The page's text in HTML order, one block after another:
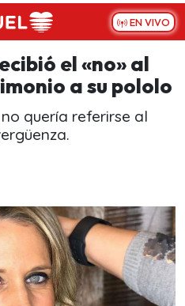
EN VIVO
el «no» al
a su pololo
quería referirse al